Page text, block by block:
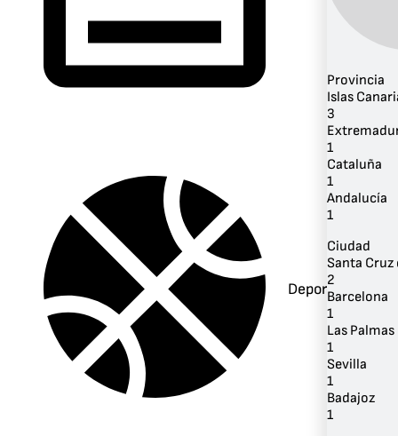
Deportes
Provincia
Islas
3
1
Cataluña
1
Andalucía
1
Ciudad
Santa Cruz
2
Barcelona
1
Las
1
Sevilla
1
Badajoz
1